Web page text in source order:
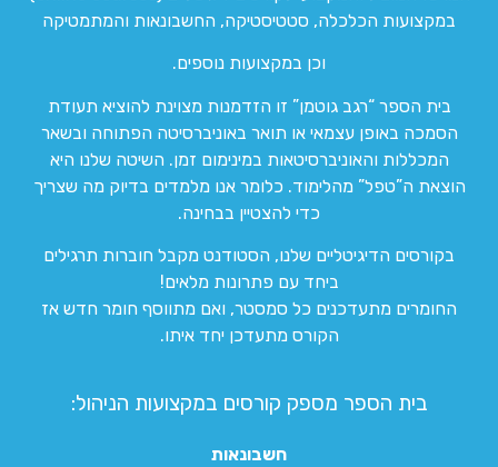
במקצועות הכלכלה, סטטיסטיקה, החשבונאות והמתמטיקה
וכן במקצועות נוספים.
בית הספר “רגב גוטמן” זו הזדמנות מצוינת להוציא תעודת
הסמכה באופן עצמאי או תואר באוניברסיטה הפתוחה ובשאר
המכללות והאוניברסיטאות במינימום זמן. השיטה שלנו היא
הוצאת ה”טפל” מהלימוד. כלומר אנו מלמדים בדיוק מה שצריך
כדי להצטיין בבחינה.
בקורסים הדיגיטליים שלנו, הסטודנט מקבל חוברות תרגילים
ביחד עם פתרונות מלאים!
החומרים מתעדכנים כל סמסטר, ואם מתווסף חומר חדש אז
הקורס מתעדכן יחד איתו.
בית הספר מספק קורסים במקצועות הניהול:
חשבונאות